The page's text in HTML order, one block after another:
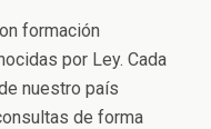
formación
por Ley. Cada
nuestro país
de forma